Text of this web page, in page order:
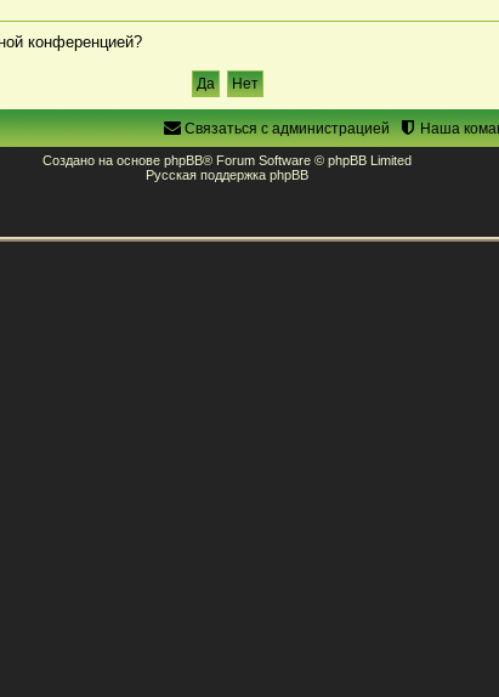
конференцией?
Наша
Связаться с администрацией
Создано на основе phpBB® Forum Software © phpBB Limited
Русская поддержка phpBB